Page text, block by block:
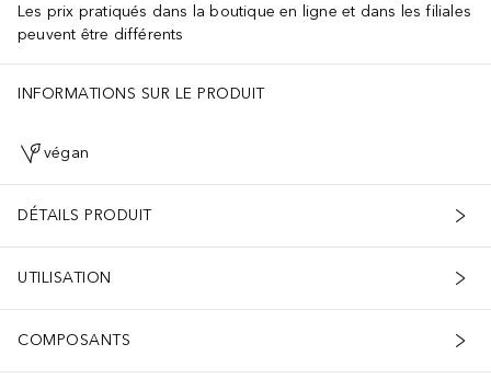
Les prix pratiqués dans la boutique en ligne et dans les filiales
peuvent être différents
INFORMATIONS SUR LE PRODUIT
végan
DÉTAILS PRODUIT
UTILISATION
COMPOSANTS